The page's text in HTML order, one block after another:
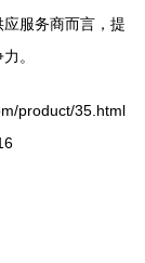
服务商而言，提
。
product/35.html